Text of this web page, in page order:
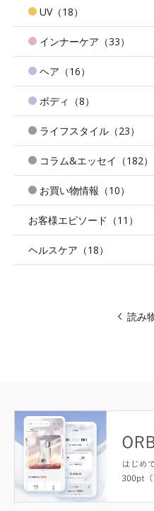
UV（18）
インナーケア（33）
ヘア（16）
ボディ（8）
ライフスタイル（23）
コラム&エッセイ（182）
お買い物情報（10）
お客様エピソード（11）
ヘルスケア（18）
読み